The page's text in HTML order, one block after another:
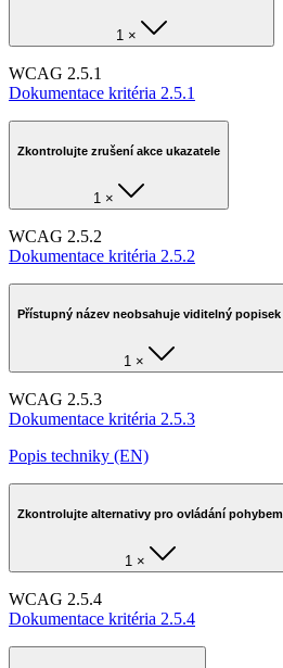
1 ×
WCAG 2.5.1
Dokumentace kritéria 2.5.1
Zkontrolujte zrušení akce ukazatele
1 ×
WCAG 2.5.2
Dokumentace kritéria 2.5.2
Přístupný název neobsahuje viditelný popisek
1 ×
WCAG 2.5.3
Dokumentace kritéria 2.5.3
Popis techniky (EN)
Zkontrolujte alternativy pro ovládání pohybem
1 ×
WCAG 2.5.4
Dokumentace kritéria 2.5.4